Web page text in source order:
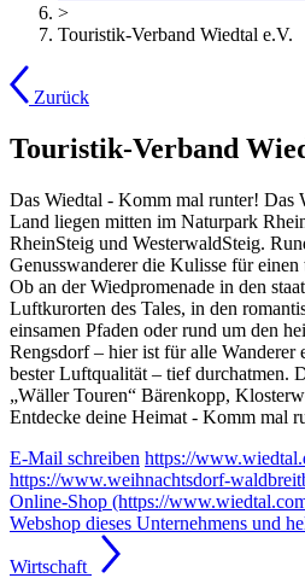
>
Touristik-Verband Wiedtal e.V.
Zurück
Touristik-Verband
Das Wiedtal - Komm mal runter! Das
Land liegen mitten im Naturpark
RheinSteig und WesterwaldSteig.
Genusswanderer die Kulisse für
Ob an der Wiedpromenade in den
Luftkurorten des Tales, in den
einsamen Pfaden oder rund um den
Rengsdorf – hier ist für alle Wanderer
bester Luftqualität – tief durchatmen.
„Wäller Touren“ Bärenkopp,
Entdecke deine Heimat - Komm mal
E-Mail schreiben https://
https://www.weihnachtsdorf-
Online-Shop (https://
Webshop dieses Unternehmens und
Wirtschaft